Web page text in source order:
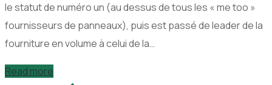
le statut de numéro un (au dessus de tous les « me too »
fournisseurs de panneaux), puis est passé de leader de la
fourniture en volume à celui de la…
Read more